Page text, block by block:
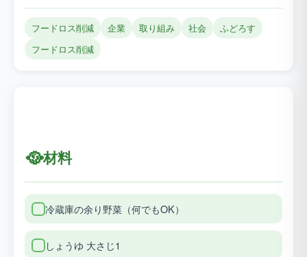
🥘材料
冷蔵庫の余り野菜（何でもOK）
しょうゆ 大さじ1
フードロス削減 企業 取り組み 社会
ふどろす
フードロス削減